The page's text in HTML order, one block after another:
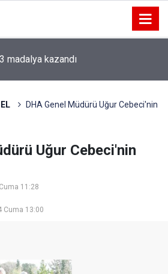
madalya kazandı
DHA Genel Müdürü Uğur Cebeci'nin
Uğur Cebeci'nin
11:28
Cuma 13:00